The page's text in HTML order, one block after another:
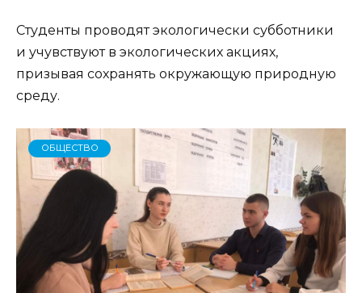
Студенты проводят экологически субботники
и учувствуют в экологических акциях,
призывая сохранять окружающую природную
среду.
ОБЩЕСТВО